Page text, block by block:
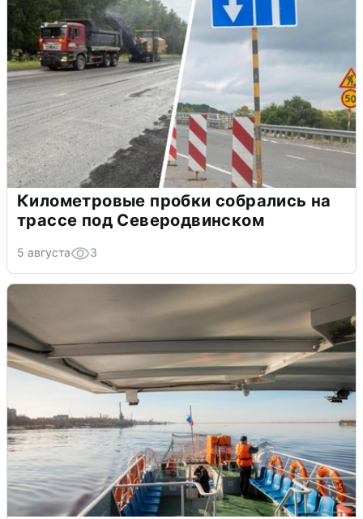
Километровые пробки собрались на
трассе под Северодвинском
5 августа 3